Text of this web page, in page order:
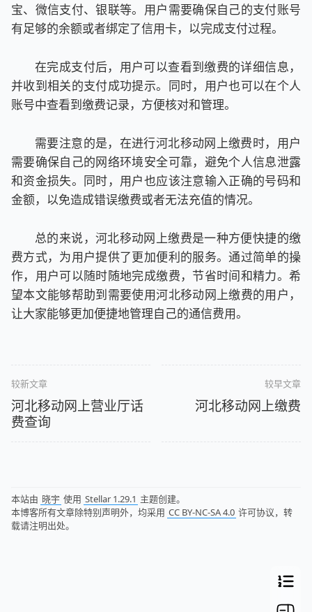
宝、微信支付、银联等。用户需要确保自己的支付账号
有足够的余额或者绑定了信用卡，以完成支付过程。
在完成支付后，用户可以查看到缴费的详细信息，
并收到相关的支付成功提示。同时，用户也可以在个人
账号中查看到缴费记录，方便核对和管理。
需要注意的是，在进行河北移动网上缴费时，用户
需要确保自己的网络环境安全可靠，避免个人信息泄露
和资金损失。同时，用户也应该注意输入正确的号码和
金额，以免造成错误缴费或者无法充值的情况。
总的来说，河北移动网上缴费是一种方便快捷的缴
费方式，为用户提供了更加便利的服务。通过简单的操
作，用户可以随时随地完成缴费，节省时间和精力。希
望本文能够帮助到需要使用河北移动网上缴费的用户，
让大家能够更加便捷地管理自己的通信费用。
较新文章
河北移动网上营业厅话
费查询
较早文章
河北移动网上缴费
本站由 晓宇 使用 Stellar 1.29.1 主题创建。
本博客所有文章除特别声明外，均采用 CC BY-NC-SA 4.0 许可协议，转
载请注明出处。